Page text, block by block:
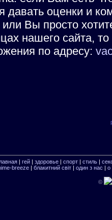
давать оценки и
Вы просто
нашего сайта,
по адресу:
| гей| здоровье| спорт| стиль|
breeze| блакитний свiт| один з нас | о
©